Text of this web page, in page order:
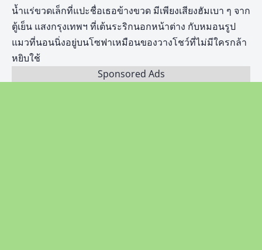
น้ำแร่ขวดเล็กที่แปะชื่อเธอข้างขวด มีเพียงเสียงฮัมเบา ๆ จาก
ตู้เย็น แสงกรุงเทพฯ ที่เต้นระริกนอกหน้าต่าง กับหมอนรูป
แมวที่นอนนิ่งอยู่บนโซฟาเหมือนของวางโชว์ที่ไม่มีใครกล้า
หยิบใช้
Sponsored Ads